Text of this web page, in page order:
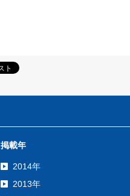
掲載年
2014年
2013年